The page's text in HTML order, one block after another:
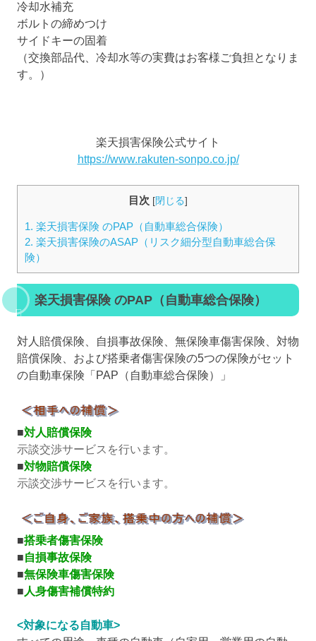
冷却水補充
ボルトの締めつけ
サイドキーの固着
（交換部品代、冷却水等の実費はお客様ご負担となりま
す。）
楽天損害保険公式サイト
https://www.rakuten-sonpo.co.jp/
目次 [閉じる]
1. 楽天損害保険 のPAP（自動車総合保険）
2. 楽天損害保険のASAP（リスク細分型自動車総合保
険）
楽天損害保険 のPAP（自動車総合保険）
対人賠償保険、自損事故保険、無保険車傷害保険、対物
賠償保険、および搭乗者傷害保険の5つの保険がセット
の自動車保険「PAP（自動車総合保険）」
■対人賠償保険
示談交渉サービスを行います。
■対物賠償保険
示談交渉サービスを行います。
■搭乗者傷害保険
■自損事故保険
■無保険車傷害保険
■人身傷害補償特約
<対象になる自動車>